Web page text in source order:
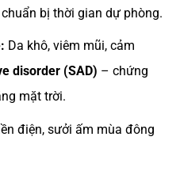
bị thời gian dự phòng.
Da khô, viêm mũi, cảm
disorder (SAD) – chứng
mặt trời.
điện, sưởi ấm mùa đông